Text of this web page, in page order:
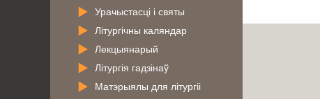
Урачыстасці і святы
Літургічны каляндар
Лекцыянарый
Літургія гадзінаў
Матэрыялы для літургіі